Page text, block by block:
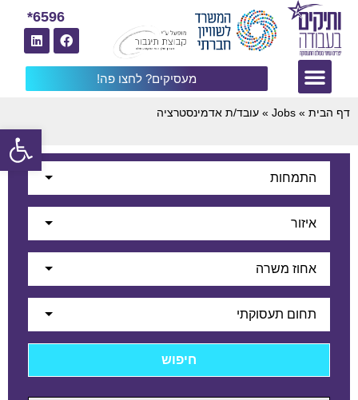
מעסיקים? לחצו פה!
6596*
דף הבית »
Jobs
» עובד/ת אדמינסטרציה
התמחות
איזור
אחוז משרה
תחום תעסוקתי